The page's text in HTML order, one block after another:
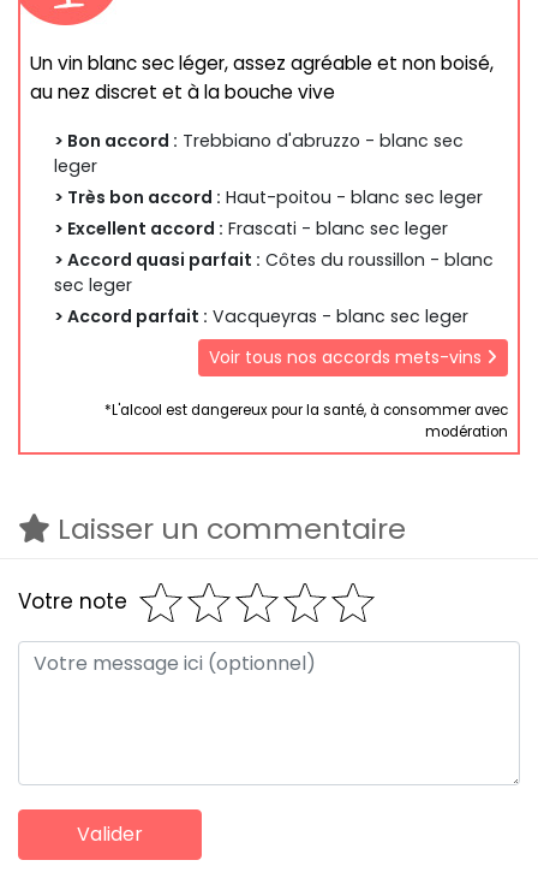
Un vin blanc sec léger, assez agréable et non boisé,
au nez discret et à la bouche vive
> Bon accord : Trebbiano d'abruzzo - blanc sec
leger
> Très bon accord : Haut-poitou - blanc sec leger
> Excellent accord : Frascati - blanc sec leger
> Accord quasi parfait : Côtes du roussillon - blanc
sec leger
> Accord parfait : Vacqueyras - blanc sec leger
Voir tous nos accords mets-vins
*L'alcool est dangereux pour la santé, à consommer avec
modération
Laisser un commentaire
Votre note